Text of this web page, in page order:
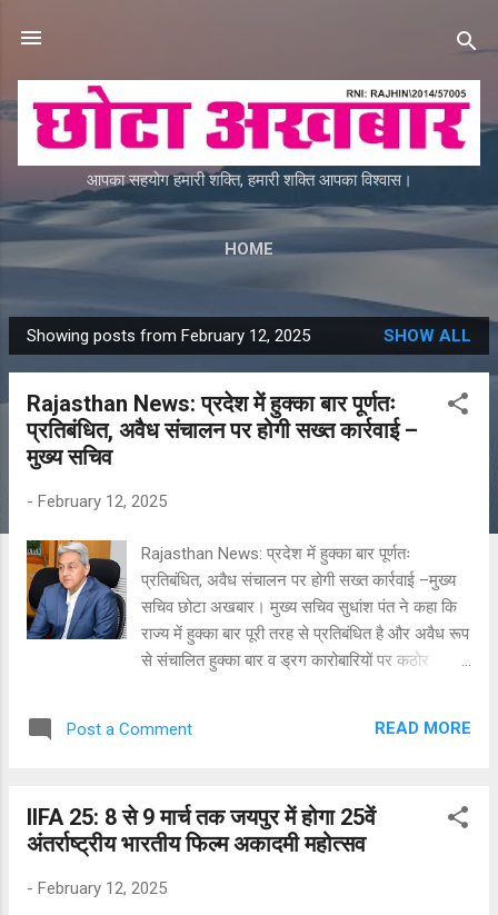
आपका सहयोग हमारी शक्ति, हमारी शक्ति आपका विश्वास।
HOME
P
o
Showing posts from February 12, 2025 SHOW ALL
Rajasthan News: प्रदेश में हुक्का बार पूर्णतः
प्रतिबंधित, अवैध संचालन पर होगी सख्त कार्रवाई –
मुख्य सचिव
- February 12, 2025
Rajasthan News: प्रदेश में हुक्का बार पूर्णतः
प्रतिबंधित, अवैध संचालन पर होगी सख्त कार्रवाई –मुख्य
सचिव छोटा अखबार। मुख्य सचिव सुधांश पंत ने कहा कि
राज्य में हुक्का बार पूरी तरह से प्रतिबंधित है और अवैध रूप
से संचालित हुक्का बार व ड्रग कारोबारियों पर कठोर
विभाग को राजस्थान हुक्का बार निषेध अधिनियम— 2019
कॉर्डिनेशन सेन्टर तंत्र (एनसीओआरडी) की राज्य स्तरीय
कमेटी की समीक्षा कर रहे थे। उन्होंने निर्देश दिए कि
शराब की दुकानों के बाहर अवैध मादक पदार्थ सेवन के
Post a Comment READ MORE
IIFA 25: 8 से 9 मार्च तक जयपुर में होगा 25वें
अंतर्राष्ट्रीय भारतीय फिल्म अकादमी महोत्सव
- February 12, 2025